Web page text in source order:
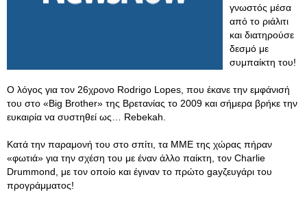
γνωστός μέσα
από το ριάλιτι
και διατηρούσε
δεσμό με
συμπαίκτη του!
Ο λόγος για τον 26χρονο Rodrigo Lopes, που έκανε την εμφάνισή
του στο «Big Brother» της Βρετανίας το 2009 και σήμερα βρήκε την
ευκαιρία να συστηθεί ως… Rebekah.
Κατά την παραμονή του στο σπίτι, τα ΜΜΕ της χώρας πήραν
«φωτιά» για την σχέση του με έναν άλλο παίκτη, τον Charlie
Drummond, με τον οποίο και έγιναν το πρώτο gayζευγάρι του
προγράμματος!